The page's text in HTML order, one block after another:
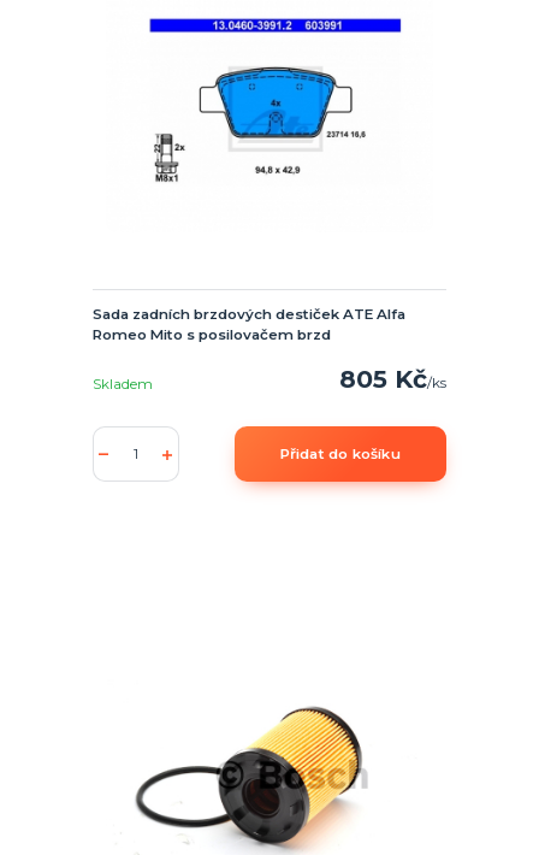
Sada zadních brzdových destiček ATE Alfa
Romeo Mito s posilovačem brzd
805 Kč/ks
Skladem
Přidat do košíku